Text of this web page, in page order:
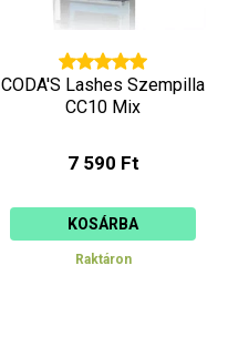
CODA'S Lashes Szempilla
CC10 Mix
7 590 Ft
KOSÁRBA
Raktáron